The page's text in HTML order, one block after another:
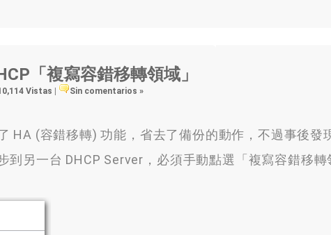
「複寫容錯移轉領域」
Vistas | Sin comentarios »
HA (容錯移轉)功能 ， 省去了備份的動作 ， 不過事後發
到另一台 DHCP Server ， 必須手動點選「複寫容錯移轉